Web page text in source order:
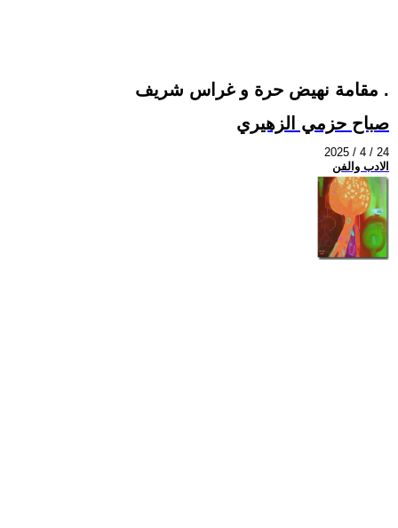
مقامة نهيض حرة و غراس شريف .
صباح حزمي الزهيري
2025 / 4 / 24
الادب والفن